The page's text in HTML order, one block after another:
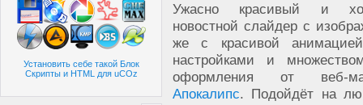
Установить себе такой Блок
Скрипты и HTML для uCOz
Ужасно красивый и
новостной слайдер с
же с красивой
настройками и
оформления от веб-
Апокалипс. Подойдёт на